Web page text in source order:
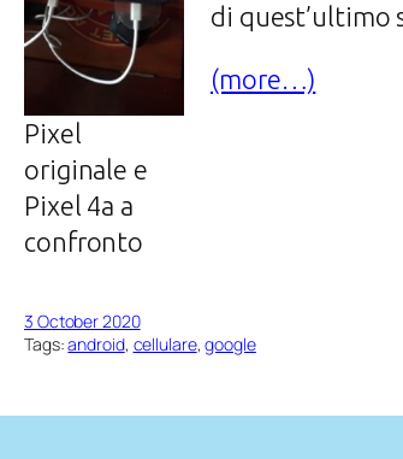
Pixel
originale e
Pixel 4a a
confronto
di quest’ultimo
(more…)
3 October 2020
Tags:android, cellulare, google